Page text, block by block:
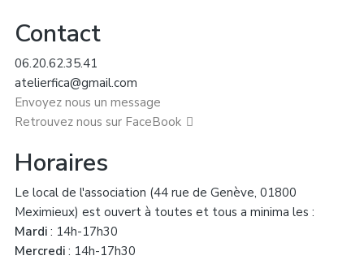
Contact
06.20.62.35.41
atelierfica@gmail.com
Envoyez nous un message
Retrouvez nous sur FaceBook
Horaires
Le local de l'association (44 rue de Genève, 01800
Meximieux) est ouvert à toutes et tous a minima les :
Mardi: 14h-17h30
Mercredi: 14h-17h30